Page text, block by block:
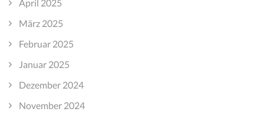
April 2025
März 2025
Februar 2025
Januar 2025
Dezember 2024
November 2024